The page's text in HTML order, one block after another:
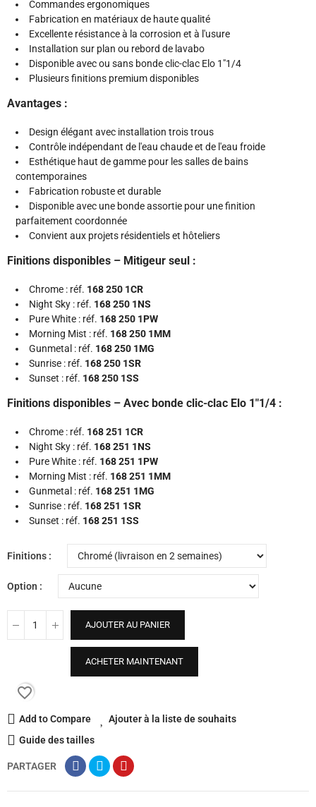
Commandes ergonomiques
Fabrication en matériaux de haute qualité
Excellente résistance à la corrosion et à l'usure
Installation sur plan ou rebord de lavabo
Disponible avec ou sans bonde clic-clac Elo 1"1/4
Plusieurs finitions premium disponibles
Avantages :
Design élégant avec installation trois trous
Contrôle indépendant de l'eau chaude et de l'eau froide
Esthétique haut de gamme pour les salles de bains
contemporaines
Fabrication robuste et durable
Disponible avec une bonde assortie pour une finition
parfaitement coordonnée
Convient aux projets résidentiels et hôteliers
Finitions disponibles – Mitigeur seul :
Chrome : réf. 168 250 1CR
Night Sky : réf. 168 250 1NS
Pure White : réf. 168 250 1PW
Morning Mist : réf. 168 250 1MM
Gunmetal : réf. 168 250 1MG
Sunrise : réf. 168 250 1SR
Sunset : réf. 168 250 1SS
Finitions disponibles – Avec bonde clic-clac Elo 1"1/4 :
Chrome : réf. 168 251 1CR
Night Sky : réf. 168 251 1NS
Pure White : réf. 168 251 1PW
Morning Mist : réf. 168 251 1MM
Gunmetal : réf. 168 251 1MG
Sunrise : réf. 168 251 1SR
Sunset : réf. 168 251 1SS
Finitions
Option
AJOUTER AU PANIER
ACHETER MAINTENANT
favorite_border
Add to Compare
Ajouter à la liste de souhaits
Guide des tailles
PARTAGER